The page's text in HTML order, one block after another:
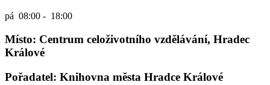
pá 08:00 - 18:00
Místo: Centrum celoživotního vzdělávání, Hradec
Králové
Pořadatel: Knihovna města Hradce Králové